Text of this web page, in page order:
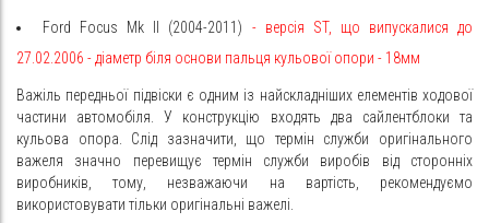
Ford Focus Mk II (2004-2011) - версія ST, що випускалися до
27.02.2006 - діаметр біля основи пальця кульової опори - 18мм
Важіль передньої підвіски є одним із найскладніших елементів ходової
частини автомобіля. У конструкцію входять два сайлентблоки та
кульова опора. Слід зазначити, що термін служби оригінального
важеля значно перевищує термін служби виробів від сторонніх
виробників, тому, незважаючи на вартість, рекомендуємо
використовувати тільки оригінальні важелі.